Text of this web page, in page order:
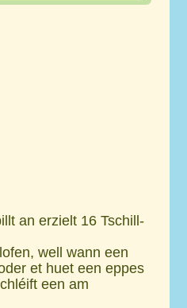
s
r
an erzielt 16 Tschill-
well wann een
et huet een eppes
een am